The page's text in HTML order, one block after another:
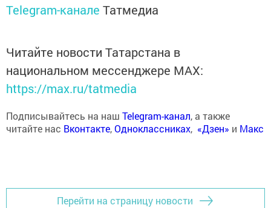
Telegram-канале Татмедиа
Читайте новости Татарстана в
национальном мессенджере MАХ:
https://max.ru/tatmedia
Подписывайтесь на наш Telegram-канал, а также
читайте нас Вконтакте,Одноклассниках, «Дзен» и Макс
Перейти на страницу новости